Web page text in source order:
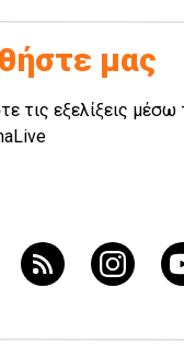
μας
τις εξελίξεις